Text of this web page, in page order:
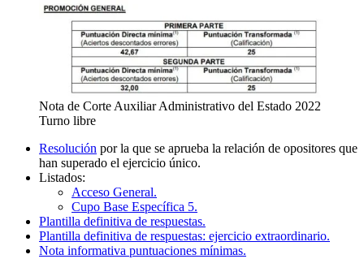
Nota de Corte Auxiliar Administrativo del Estado 2022
Turno libre
Resolución por la que se aprueba la relación de opositores que
han superado el ejercicio único.
Listados:
Acceso General.
Cupo Base Específica 5.
Plantilla definitiva de respuestas.
Plantilla definitiva de respuestas: ejercicio extraordinario.
Nota informativa puntuaciones mínimas.